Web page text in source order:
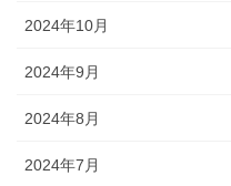
2024年10月
2024年9月
2024年8月
2024年7月